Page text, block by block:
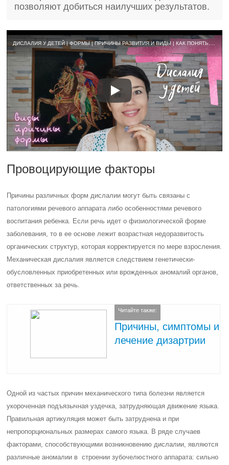
позволяют добиться наилучших результатов.
Провоцирующие факторы
Причины различных форм дислалии могут быть связаны с
патологиями речевого аппарата либо особенностями речевого
воспитания ребенка. Если речь идет о физиологической форме
заболевания, то в ее основе лежит возрастная недоразвитость
органических структур, которая корректируется по мере взросления.
Механическая дислалия является следствием генетически-
обусловленных приобретенных или врожденных аномалий органов,
ответственных за речь.
Читайте также:
Причины, симптомы и
лечение дизартрии
Одной из частых причин механического типа болезни является
укороченная подъязычная уздечка, затрудняющая движение языка.
Правильная артикуляция может быть затруднена и при
непропорциональных размерах самого языка. В ряде случаев
факторами, способствующими возникновению дислалии, являются
различные аномалии в строении зубочелюстного аппарата: сильно